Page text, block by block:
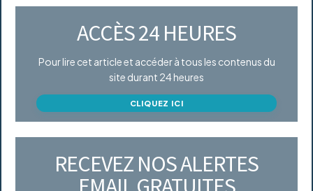
ACCÈS 24 HEURES
Pour lire cet article et accéder à tous les contenus du
site durant 24 heures
CLIQUEZ ICI
RECEVEZ NOS ALERTES